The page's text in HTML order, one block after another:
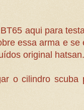
aqui para
essa arma e se
original hatsan.
o cilindro scuba